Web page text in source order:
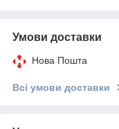
Умови доставки
Нова Пошта
Всі умови доставки